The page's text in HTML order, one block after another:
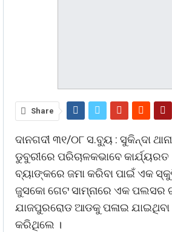
Share
ଦାନଗଦୀ ୩୧/୦୮ ସ.ବ୍ୟୁ : ସୁକିନ୍ଦା
ଡୁବୁରୀରେ ପରିଚାଳକଭାବେ
ବ୍ୟାଙ୍କରେ ଜମା କରିବା ପାଇଁ ଏକ
ଜୁସକୋ ଗେଟ ସାମ୍ନାରେ ଏକ ପଲସର
ଯାଜପୁରରୋଡ ଆଡକୁ ପଳାଇ
କରିଥିଲେ ।